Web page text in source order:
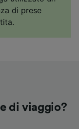
di prese
di viaggio?